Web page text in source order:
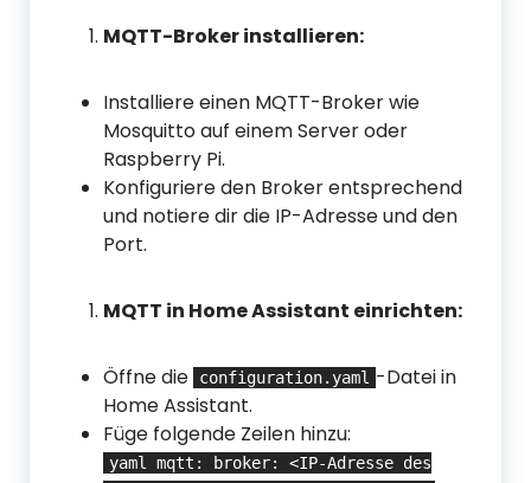
MQTT-Broker installieren:
Installiere einen MQTT-Broker wie
Mosquitto auf einem Server oder
Raspberry Pi.
Konfiguriere den Broker entsprechend
und notiere dir die IP-Adresse und den
Port.
MQTT in Home Assistant einrichten:
Öffne die configuration.yaml -Datei in
Home Assistant.
Füge folgende Zeilen hinzu:
yaml mqtt: broker: <IP-Adresse des